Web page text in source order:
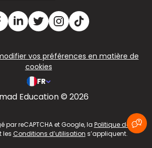
vos préférences en matière de
cookies
FR
Education © 2026
par reCAPTCHA et Google, la Politique de
les Conditions d’utilisation s’appliquent.